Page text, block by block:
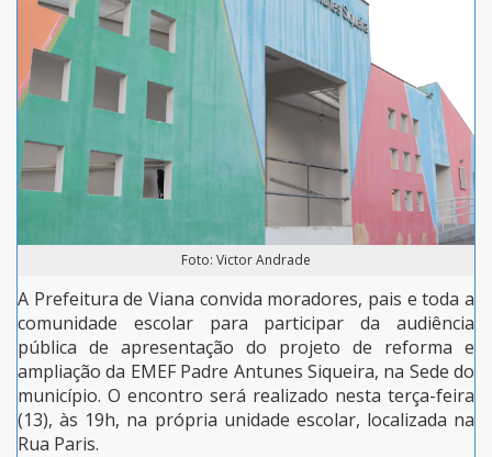
Foto: Victor Andrade
A Prefeitura de Viana convida moradores, pais e toda a
comunidade escolar para participar da audiência
pública de apresentação do projeto de reforma e
ampliação da EMEF Padre Antunes Siqueira, na Sede do
município. O encontro será realizado nesta terça-feira
(13), às 19h, na própria unidade escolar, localizada na
Rua Paris.